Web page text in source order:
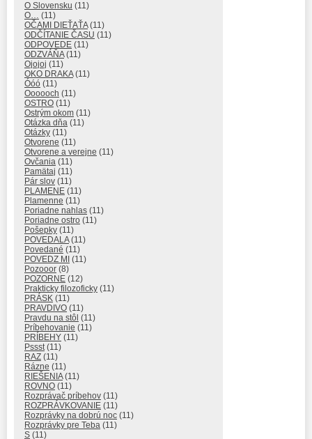
O Slovensku (11)
O…
(11)
OČAMI DIEŤAŤA(11)
ODČÍTANIE ČASU (11)
ODPOVEDE (11)
ODZVÁŇA(11)
Ojojoj (11)
OKO DRAKA(11)
Óóó (11)
Oooooch (11)
OSTRO (11)
Ostrým okom (11)
Otázka dňa (11)
Otázky (11)
Otvorene (11)
Otvorene a verejne (11)
Ovčania (11)
Pamätaj (11)
Pár slov (11)
PLAMENE (11)
Plamenne (11)
Poriadne nahlas (11)
Poriadne ostro (11)
Pošepky (11)
POVEDALA(11)
Povedané (11)
POVEDZ MI (11)
Pozooor (8)
POZORNE (12)
Prakticky filozoficky (11)
PRÁSK (11)
PRAVDIVO (11)
Pravdu na stôl (11)
Príbehovanie (11)
PRÍBEHY (11)
Pssst (11)
RAZ (11)
Rázne (11)
RIEŠENIA(11)
ROVNO (11)
Rozprávač príbehov (11)
ROZPRÁVKOVANIE (11)
Rozprávky na dobrú noc (11)
Rozprávky pre Teba (11)
S (11)